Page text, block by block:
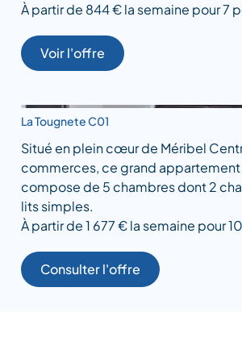
À partir de 844 € la semaine pour 7
Voir l'offre
La Tougnete C01
Situé en plein cœur de Méribel
commerces, ce grand appartement
compose de 5 chambres dont 2
lits simples.
À partir de 1 677 € la semaine pour
Consulter l'offre